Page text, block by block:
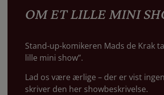
OM ET LILLE MINI
Stand-up-komikeren Mads de Krak
lille mini show”.
Lad os være ærlige – der er vist
skriver den her showbeskrivelse.